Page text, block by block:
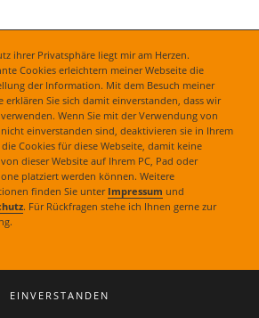
ihrer Privatsphäre liegt mir am Herzen.
Cookies erleichtern meiner Webseite die
der Information. Mit dem Besuch meiner
erklären Sie sich damit einverstanden, dass wir
Wenn Sie mit der Verwendung von
einverstanden sind, deaktivieren sie in Ihrem
die Cookies für diese Webseite, damit keine
dieser Website auf Ihrem PC, Pad oder
platziert werden können. Weitere
finden Sie unter Impressum und
. Für Rückfragen stehe ich Ihnen gerne zur
EINVERSTANDEN
|Impressum|Datenschutz